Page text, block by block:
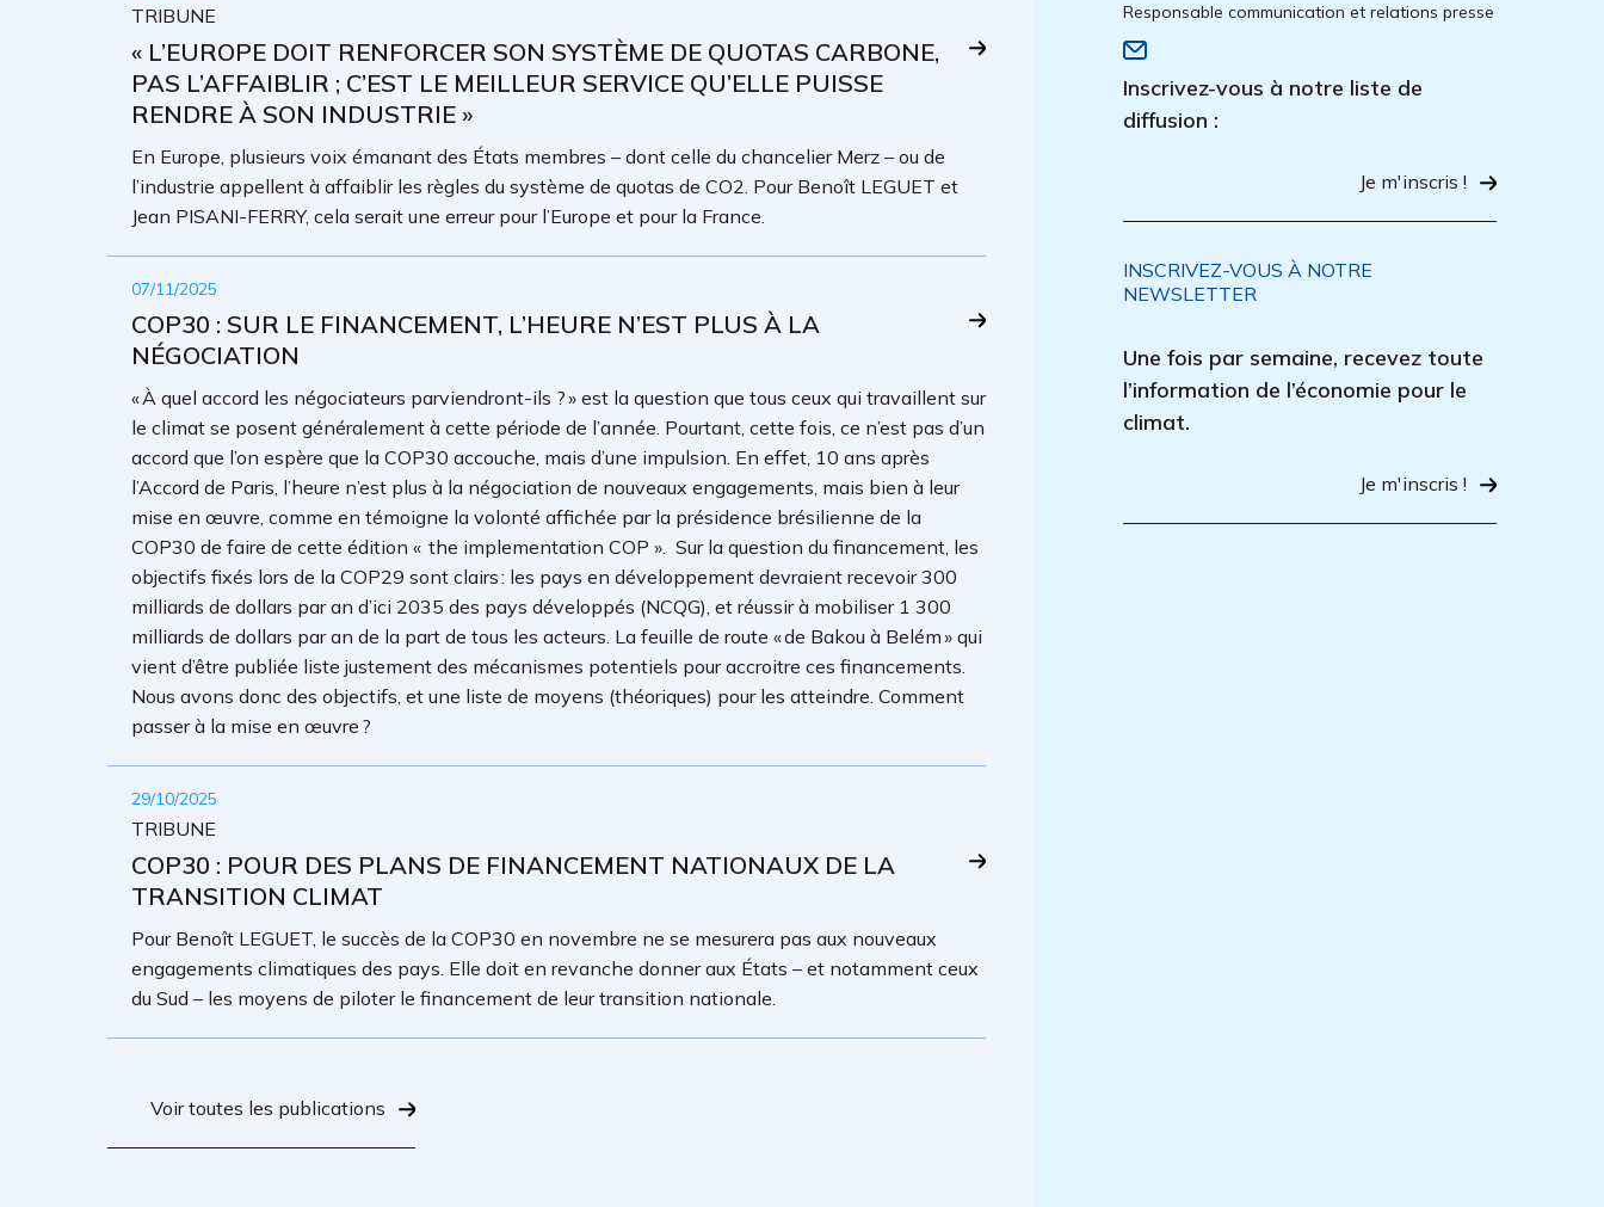
TRIBUNE
« L’EUROPE DOIT RENFORCER SON SYSTÈME DE QUOTAS CARBONE,
PAS L’AFFAIBLIR ; C’EST LE MEILLEUR SERVICE QU’ELLE PUISSE
RENDRE À SON INDUSTRIE »
En Europe, plusieurs voix émanant des États membres – dont celle du chancelier Merz – ou de
l’industrie appellent à affaiblir les règles du système de quotas de CO2. Pour Benoît LEGUET et
Jean PISANI-FERRY, cela serait une erreur pour l’Europe et pour la France.
07/11/2025
COP30 : SUR LE FINANCEMENT, L’HEURE N’EST PLUS À LA
NÉGOCIATION
« À quel accord les négociateurs parviendront-ils ? » est la question que tous ceux qui travaillent sur
le climat se posent généralement à cette période de l’année. Pourtant, cette fois, ce n’est pas d’un
accord que l’on espère que la COP30 accouche, mais d’une impulsion. En effet, 10 ans après
l’Accord de Paris, l’heure n’est plus à la négociation de nouveaux engagements, mais bien à leur
mise en œuvre, comme en témoigne la volonté affichée par la présidence brésilienne de la
COP30 de faire de cette édition « the implementation COP ». Sur la question du financement, les
objectifs fixés lors de la COP29 sont clairs : les pays en développement devraient recevoir 300
milliards de dollars par an d’ici 2035 des pays développés (NCQG), et réussir à mobiliser 1 300
milliards de dollars par an de la part de tous les acteurs. La feuille de route « de Bakou à Belém » qui
vient d’être publiée liste justement des mécanismes potentiels pour accroitre ces financements.
Nous avons donc des objectifs, et une liste de moyens (théoriques) pour les atteindre. Comment
passer à la mise en œuvre ?
29/10/2025
TRIBUNE
COP30 : POUR DES PLANS DE FINANCEMENT NATIONAUX DE LA
TRANSITION CLIMAT
Pour Benoît LEGUET, le succès de la COP30 en novembre ne se mesurera pas aux nouveaux
engagements climatiques des pays. Elle doit en revanche donner aux États – et notamment ceux
du Sud – les moyens de piloter le financement de leur transition nationale.
Voir toutes les publications
Responsable communication et relations presse
Inscrivez-vous à notre liste de
diffusion :
Je m'inscris !
INSCRIVEZ-VOUS À NOTRE
NEWSLETTER
Une fois par semaine, recevez toute
l’information de l’économie pour le
climat.
Je m'inscris !